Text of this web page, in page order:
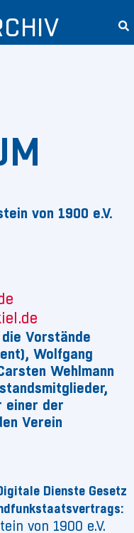
von 1900 e.V.
Vorstände
Wolfgang
Wehlmann
einer der
Verein
Dienste Gesetz
von 1900 e.V.